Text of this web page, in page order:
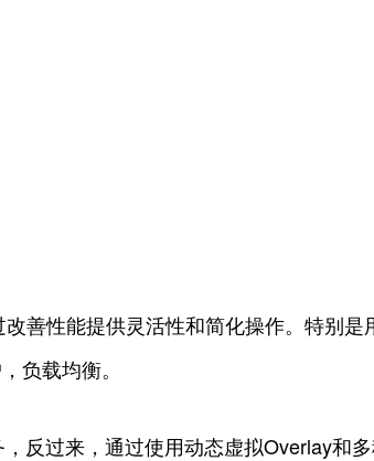
善性能提供灵活性和简化操作。特别是
负载均衡。
反过来，通过使用动态虚拟Overlay和